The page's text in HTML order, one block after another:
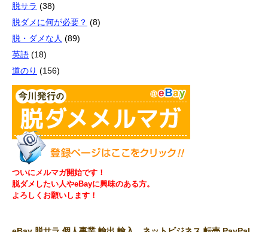
脱サラ (38)
脱ダメに何が必要？ (8)
脱・ダメな人 (89)
英語 (18)
道のり (156)
ついにメルマガ開始です！
脱ダメしたい人やeBayに興味のある方。
よろしくお願いします！